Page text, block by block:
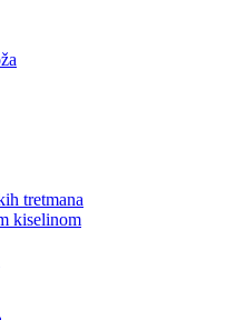
tretmana
kiselinom